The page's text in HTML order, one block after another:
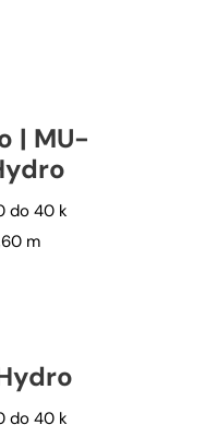
| MU-
do 40 k
m
do 40 k